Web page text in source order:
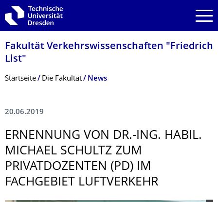
Zur Hauptnavigation springen
Zur Suche springen
Zum Inhalt springen
Fakultät Verkehrswissen­schaften "Friedrich
List"
Breadcrumb-Menü
Startseite Die Fakultät News
20.06.2019
ERNENNUNG VON DR.-ING. HABIL.
MICHAEL SCHULTZ ZUM
PRIVATDOZENTEN (PD) IM
FACHGEBIET LUFTVERKEHR